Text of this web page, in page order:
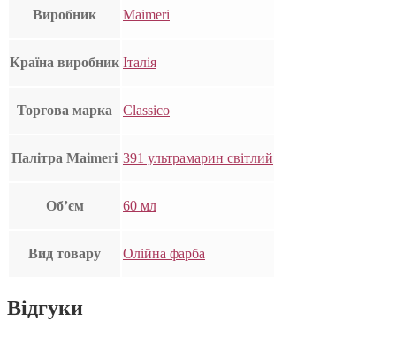
Виробник Maimeri
Країна виробник Італія
Торгова марка Classico
Палітра Maimeri 391 ультрамарин світлий
Об’єм 60 мл
Вид товару Олійна фарба
Відгуки